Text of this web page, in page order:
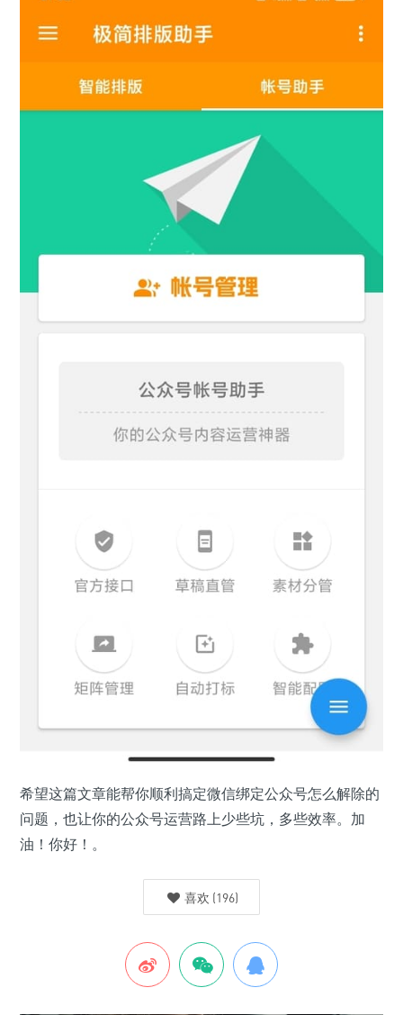
希望这篇文章能帮你顺利搞定微信绑定公众号怎么解除的
问题，也让你的公众号运营路上少些坑，多些效率。加
油！你好！。
喜欢 (196)